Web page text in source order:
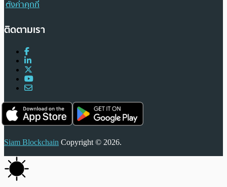
ตั้งค่าคุกกี้
ติดตามเรา
Siam Blockchain Copyright © 2026.